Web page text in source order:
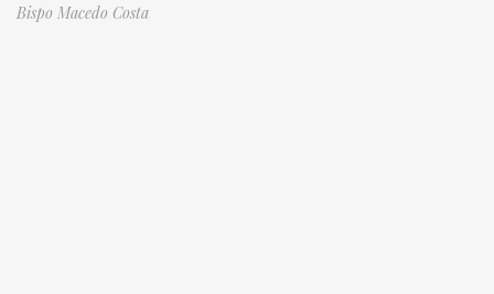
Bispo Macedo Costa